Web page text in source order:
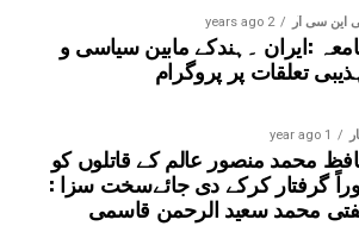
این سی آر 2 years ago
:ایران ۔ہندکے مابین سیاسی و
تعلقات پر پروگرام
1 year ago
محمد منصور عالم کے قاتلوں کو
گرفتار کرکے دی جائےسخت سزا :
محمد سعید الرحمن قاسمی